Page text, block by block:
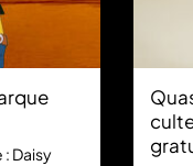
: Daisy